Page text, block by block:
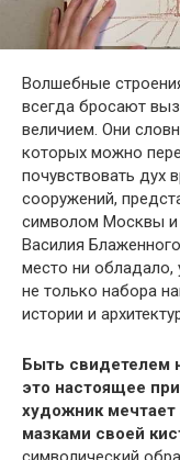
Волшебные
всегда бросают
величием. Они
которых можно
почувствовать дух
сооружений,
символом Москвы и
Василия
место ни обладало,
не только набора
истории и
Быть свидетелем
это настоящее
художник
мазками своей